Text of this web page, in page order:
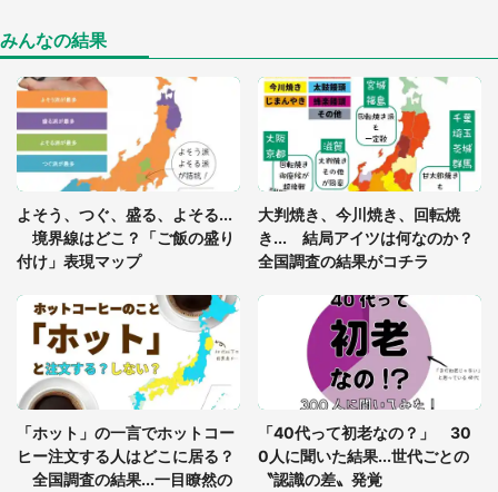
「ゾワゾワする」「本当に気持ち悪い」 道端でバ
グっちゃってた〝野生の野菜〟に6.5万人戦慄
「閉所恐怖症の私は新幹線で大パニック。隣席の青
年に『手を繋いで』とお願いしたら...」 体験談に
8万人感動
7万人驚がく 「お菓子売り場ならまだしも...」「ハ
ードル高い」
あまりにも四角すぎる猫、激写される 「これもう
座布団だろ」「食パンの耳」と1.4万人困惑
みんなの結果
よそう、つぐ、盛る、よそる...
境界線はどこ？「ご飯の盛り
付け」表現マップ
大判焼き、今川焼き、回転焼
き... 結局アイツは何なのか？
全国調査の結果がコチラ
「ホット」の一言でホットコー
ヒー注文する人はどこに居る？
全国調査の結果...一目瞭然の
「40代って初老なの？」 30
0人に聞いた結果...世代ごとの
〝認識の差〟発覚